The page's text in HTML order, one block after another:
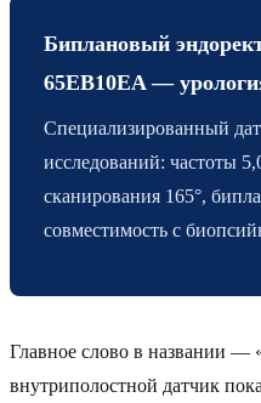
Биплановый
65EB10EA —
Специализированный
исследований: частоты
сканирования 165°,
совместимость с
Главное слово в названии
внутриполостной датчик